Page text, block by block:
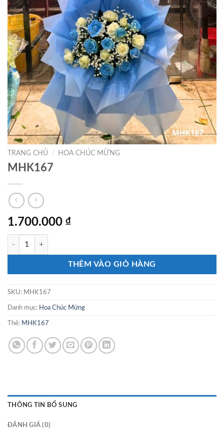
TRANG CHỦ / HOA CHÚC MỪNG
MHK167
1.700.000 ₫
MHK167 số lượng
THÊM VÀO GIỎ HÀNG
SKU: MHK167
Danh mục: Hoa Chúc Mừng
Thẻ: MHK167
THÔNG TIN BỔ SUNG
ĐÁNH GIÁ (0)